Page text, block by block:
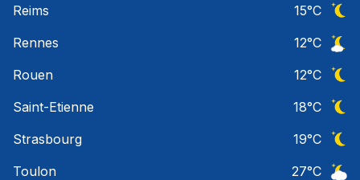
Reims
15°C
Rennes
12°C
Rouen
12°C
Saint-Etienne
18°C
Strasbourg
19°C
Toulon
27°C